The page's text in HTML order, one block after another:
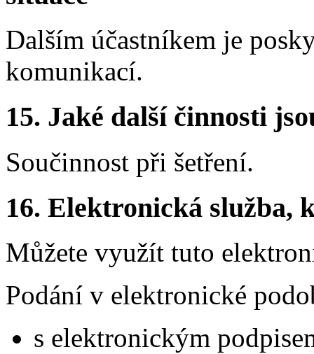
Dalším účastníkem je
komunikací.
15. Jaké další činnosti
Součinnost při šetření.
16. Elektronická služba,
Můžete využít tuto
Podání v elektronické
s elektronickým